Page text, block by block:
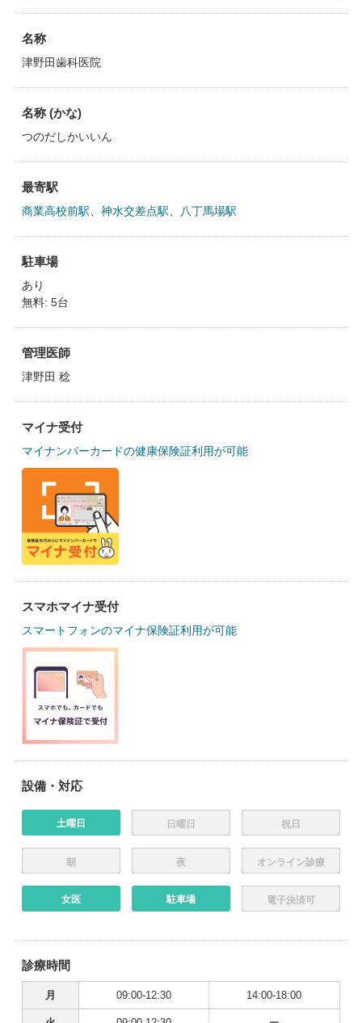
名称
津野田歯科医院
名称 (かな)
つのだしかいいん
最寄駅
商業高校前駅 神水交差点駅 八丁馬場駅
駐車場
あり
無料: 5台
管理医師
津野田 稔
マイナ受付
マイナンバーカードの健康保険証利用が可能
スマホマイナ受付
スマートフォンのマイナ保険証利用が可能
設備・対応
土曜日 日曜日 祝日
朝 夜 オンライン診療
女医 駐車場 電子決済可
診療時間
月 09:00-12:30 14:00-18:00